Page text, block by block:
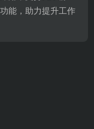
能，助力提升工作